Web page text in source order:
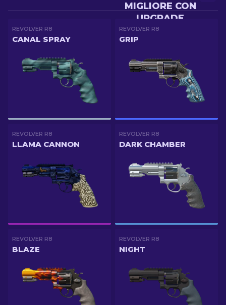
MIGLIORE CON
UPGRADE
REVOLVER R8
CANAL SPRAY
REVOLVER R8
GRIP
REVOLVER R8
LLAMA CANNON
REVOLVER R8
DARK CHAMBER
REVOLVER R8
BLAZE
REVOLVER R8
NIGHT